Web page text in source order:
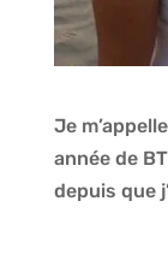
Je
année de
depuis que